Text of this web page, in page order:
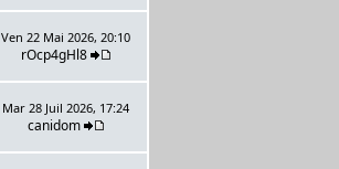
Ven 22 Mai 2026, 20:10
rOcp4gHl8
Mar 28 Juil 2026, 17:24
canidom